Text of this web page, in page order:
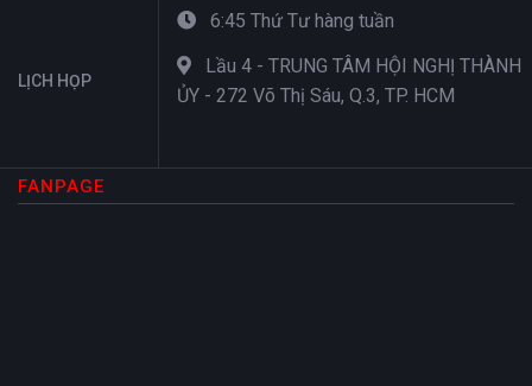
LỊCH HỌP
6:45 Thứ Tư hàng tuần
Lầu 4 - TRUNG TÂM HỘI NGHỊ THÀNH
ỦY - 272 Võ Thị Sáu, Q.3, TP. HCM
FANPAGE